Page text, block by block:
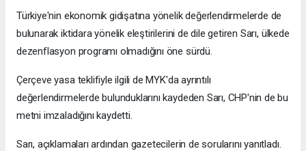
Türkiye'nin ekonomik gidişatına yönelik değerlendirmelerde de
bulunarak iktidara yönelik eleştirilerini de dile getiren Sarı, ülkede
dezenflasyon programı olmadığını öne sürdü.
Çerçeve yasa teklifiyle ilgili de MYK'da ayrıntılı
değerlendirmelerde bulunduklarını kaydeden Sarı, CHP'nin de bu
metni imzaladığını kaydetti.
Sarı, açıklamaları ardından gazetecilerin de sorularını yanıtladı.